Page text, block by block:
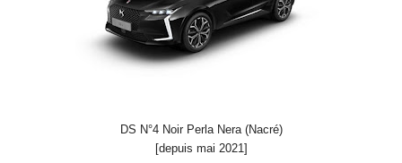
DS N°4 Noir Perla Nera (Nacré)
[depuis mai 2021]